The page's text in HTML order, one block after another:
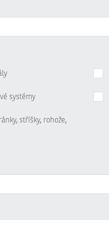
systémy
stříšky, rohože,